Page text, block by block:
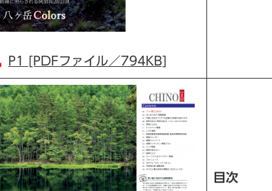
P1 [PDFファイル／794KB]
目次